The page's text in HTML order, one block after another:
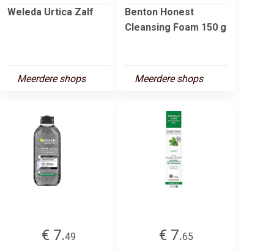
Weleda Urtica Zalf
Meerdere shops
Benton Honest
Cleansing Foam 150 g
Meerdere shops
€ 7.49
€ 7.65